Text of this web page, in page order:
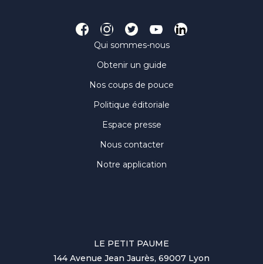
Qui sommes-nous
Obtenir un guide
Nos coups de pouce
Politique éditoriale
Espace presse
Nous contacter
Notre application
LE PETIT PAUME
144 Avenue Jean Jaurès, 69007 Lyon